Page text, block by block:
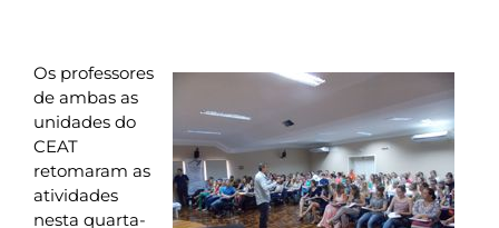
Os professores
de ambas as
unidades do
CEAT
retomaram as
atividades
nesta quarta-